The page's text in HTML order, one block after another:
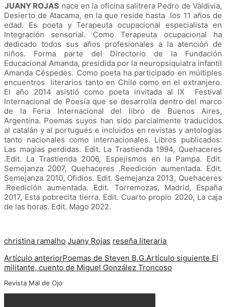
JUANY ROJAS nace en la oficina salitrera Pedro de Valdivia,
Desierto de Atacama, en la que reside hasta los 11 años de
edad. Es poeta y Terapeuta ocupacional especialista en
Integración sensorial. Como Terapeuta ocupacional ha
dedicado todos sus años profesionales a la atención de
niños. Forma parte del Directorio de la Fundación
Educacional Amanda, presidida por la neuropsiquiatra infantil
Amanda Céspedes. Como poetaha participado en múltiples
encuentros literarios tanto en Chile como en el extranjero.
El año 2014 asistió como poeta invitada al IX Festival
Internacional de Poesía que se desarrolla dentro del marco
de la Feria Internacional del libro de Buenos Aires,
Argentina. Poemas suyos han sido parcialmente traducidos
al catalán y al portugués e incluidos en revistas y antologías
tanto nacionales como internacionales. Libros publicados:
Las magias perdidas. Edit. La Trastienda 1994, Quehaceres
.Edit. La Trastienda 2006, Espejismos en la Pampa. Edit.
Semejanza 2007, Quehaceres .Reedición aumentada. Edit.
Semejanza 2010, Ofidios. Edit. Semejanza 2013, Quehaceres
.Reedición aumentada. Edit. Torremozas, Madrid, España
2017, Esta pobrecita tierra. Edit. Cuarto propio 2020, La caja
de las horas. Edit. Mago 2022.
christina ramalho Juany Rojas reseña literaria
Artículo anteriorPoemas de Steven B.G.Artículo siguiente El
militante, cuento de Miguel González Troncoso
Revista Mal de Ojo